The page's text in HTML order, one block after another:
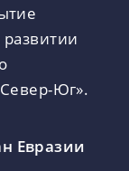
Юг».
Евразии